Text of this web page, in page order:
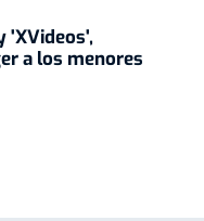
'XVideos',
a los menores